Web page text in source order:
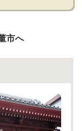
市へ